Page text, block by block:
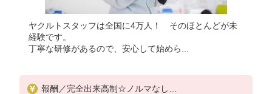
ヤクルトスタッフは全国に4万人！ そのほとんどが未
経験です。
丁寧な研修があるので、安心して始めら...
報酬／完全出来高制☆ノルマなし